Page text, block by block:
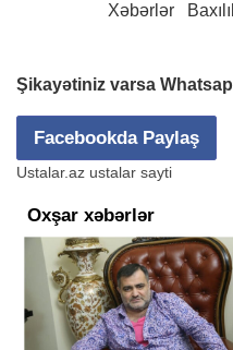
Xəbərlər
Şikayətiniz varsa
Facebookda Paylaş
Ustalar.az ustalar sayti
Oxşar xəbərlər